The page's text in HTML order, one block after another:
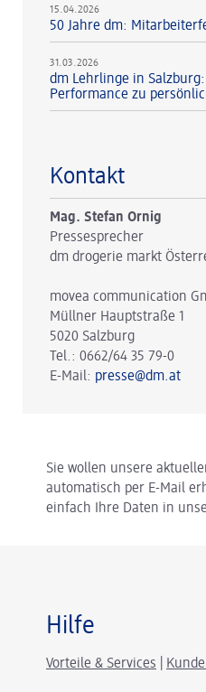
15.04.2026
50 Jahre dm:
31.03.2026
dm Lehrlinge in
Performance zu
Kontakt
Mag. Stefan Ornig
Pressesprecher
dm drogerie markt
movea communication
Müllner Hauptstraße 1
5020 Salzburg
Tel.: 0662/64 35 79-0
E-Mail: presse@dm.at
Sie wollen unsere
automatisch per E-Mail
einfach Ihre Daten in
Hilfe
Vorteile & Services